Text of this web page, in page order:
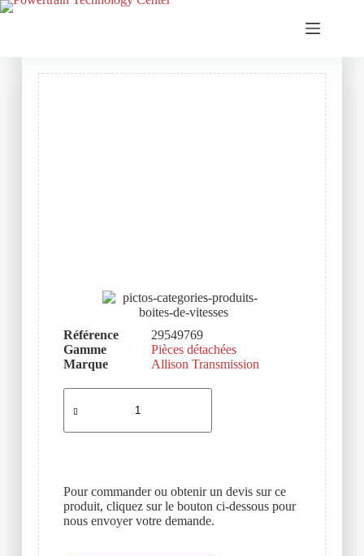
Référence
29549769
Gamme
Pièces détachées
Marque
Allison Transmission
Pour commander ou obtenir un devis sur ce
produit, cliquez sur le bouton ci-dessous pour
nous envoyer votre demande.